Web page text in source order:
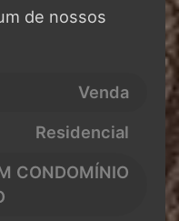
de nossos
Venda
Residencial
CONDOMÍNIO